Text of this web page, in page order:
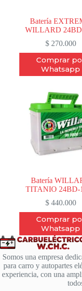
Batería
WILLARD
$270.000
Comprar
Whatsapp
Batería
TITANIO 24BD-
$440.000
Comprar
Whatsapp
Somos una empresa
para carro y autopartes
experiencia, con una